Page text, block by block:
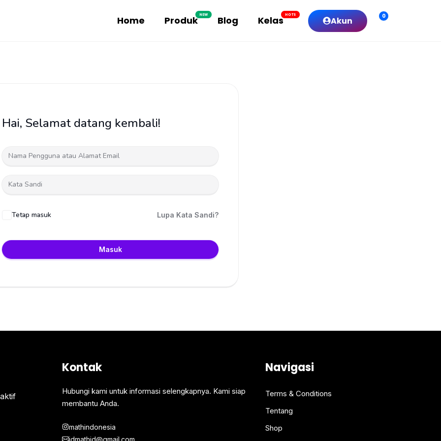
Home Produk NEW Blog Kelas HOTS
Akun 0
Hai, Selamat datang kembali!
Tetap masuk Lupa Kata Sandi?
Masuk
Kontak
Hubungi kami untuk informasi selengkapnya. Kami siap
membantu Anda.
mathindonesia
idmathid@gmail.com
Navigasi
Terms & Conditions
Tentang
Shop